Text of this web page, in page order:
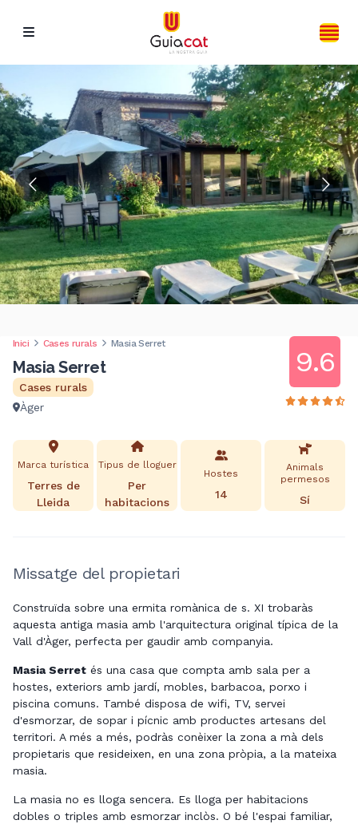
Inici Cases rurals Masia Serret
Masia Serret
Cases rurals
Àger
9.6
Marca turística
Terres de
Lleida
Tipus de lloguer
Per
habitacions
Hostes
14
Animals
permesos
Sí
Missatge del propietari
Construïda sobre una ermita romànica de s. XI trobaràs
aquesta antiga masia amb l'arquitectura original típica de la
Vall d'Àger, perfecta per gaudir amb companyia.
Masia Serret és una casa que compta amb sala per a
hostes, exteriors amb jardí, mobles, barbacoa, porxo i
piscina comuns. També disposa de wifi, TV, servei
d'esmorzar, de sopar i pícnic amb productes artesans del
territori. A més a més, podràs conèixer la zona a mà dels
propietaris que resideixen, en una zona pròpia, a la mateixa
masia.
La masia no es lloga sencera. Es lloga per habitacions
dobles o triples amb esmorzar inclòs. O bé l'espai familiar,